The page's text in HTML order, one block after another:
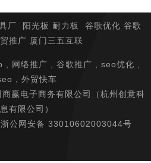
厂 阳光板 耐力板 谷歌优化 谷歌
推广 厦门三五互联
, 网络推广 , 谷歌推广 , seo优化 ,
， 外贸快车
赢电子商务有限公司（杭州创意科
有限公司）
浙公网安备 33010602003044号